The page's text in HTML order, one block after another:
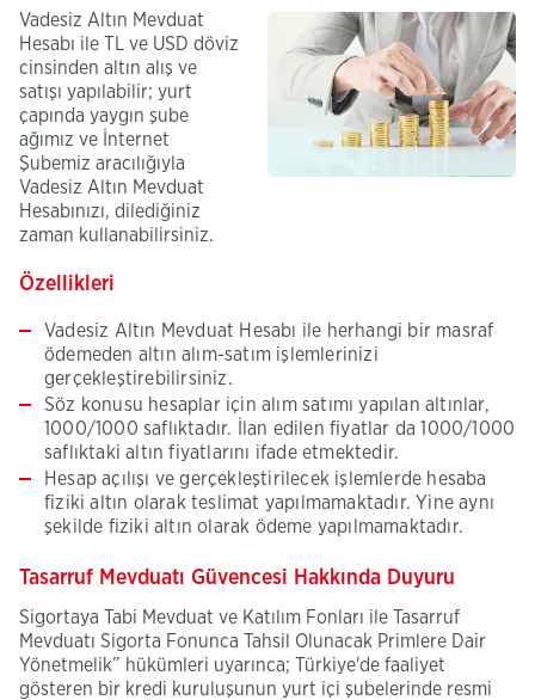
Vadesiz Altın Mevduat
Hesabı ile TL ve USD döviz
cinsinden altın alış ve
satışı yapılabilir; yurt
çapında yaygın şube
ağımız ve İnternet
Şubemiz aracılığıyla
Vadesiz Altın Mevduat
Hesabınızı, dilediğiniz
zaman kullanabilirsiniz.
Özellikleri
Vadesiz Altın Mevduat Hesabı ile herhangi bir masraf
ödemeden altın alım-satım işlemlerinizi
gerçekleştirebilirsiniz.
Söz konusu hesaplar için alım satımı yapılan altınlar,
1000/1000 saflıktadır. İlan edilen fiyatlar da 1000/1000
saflıktaki altın fiyatlarını ifade etmektedir.
Hesap açılışı ve gerçekleştirilecek işlemlerde hesaba
fiziki altın olarak teslimat yapılmamaktadır. Yine aynı
şekilde fiziki altın olarak ödeme yapılmamaktadır.
​Tasarruf Mevduatı Güvencesi Hakkında Duyuru
Sigortaya Tabi Mevduat ve Katılım Fonları ile Tasarruf
Mevduatı Sigorta Fonunca Tahsil Olunacak Primlere Dair
Yönetmelik” hükümleri uyarınca; Türkiye'de faaliyet
gösteren bir kredi kuruluşunun yurt içi şubelerinde resmi